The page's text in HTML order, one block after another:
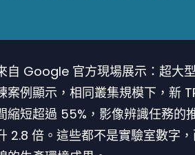
自 Google 官方現場展示：超大
案例顯示，相同叢集規模下，新
縮短超過 55%，影像辨識任務的
2.8 倍。這些都不是實驗室數字